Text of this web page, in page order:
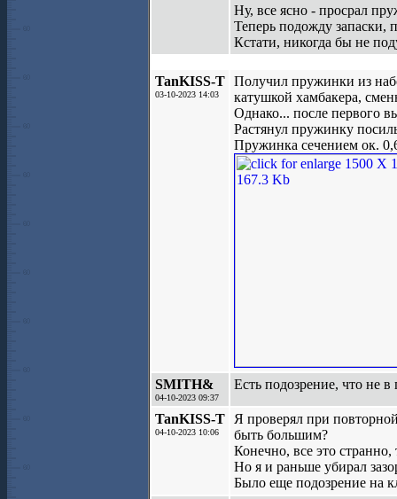
Ну, все ясно - просрал
Теперь подожду запаски,
Кстати, никогда бы не
TanKISS-T
03-10-2023 14:03
Получил пружинки из
катушкой хамбакера,
Однако... после первого
Растянул пружинку
Пружинка сечением ок.
SMITH&
04-10-2023 09:37
Есть подозрение, что не
TanKISS-T
04-10-2023 10:06
Я проверял при
быть большим?
Конечно, все это
Но я и раньше убирал
Было еще подозрение на